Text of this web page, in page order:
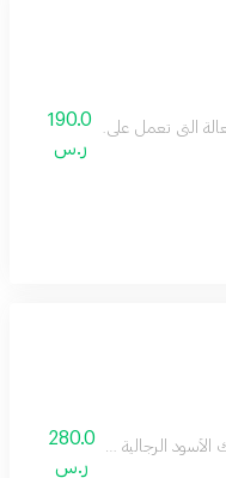
التي تعمل على ترطيب الجسم
190.0
ر.س
الرجالية بين الأناقة
280.0
ر.س